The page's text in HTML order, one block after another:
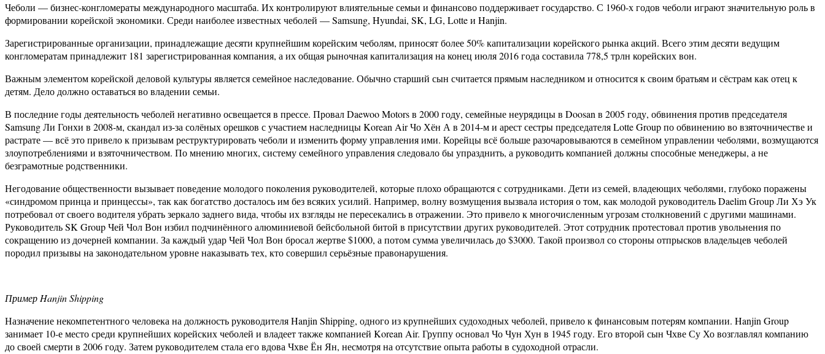
Чеболи — бизнес-конгломераты международного масштаба. Их контролируют влиятельные семьи и финансово поддерживает государство. С 1960-х годов чеболи играют значительную роль в
формировании корейской экономики. Среди наиболее известных чеболей — Samsung, Hyundai, SK, LG, Lotte и Hanjin.
Зарегистрированные организации, принадлежащие десяти крупнейшим корейским чеболям, приносят более 50% капитализации корейского рынка акций. Всего этим десяти ведущим
конгломератам принадлежит 181 зарегистрированная компания, а их общая рыночная капитализация на конец июля 2016 года составила 778,5 трлн корейских вон.
Важным элементом корейской деловой культуры является семейное наследование. Обычно старший сын считается прямым наследником и относится к своим братьям и сёстрам как отец к
детям. Дело должно оставаться во владении семьи.
В последние годы деятельность чеболей негативно освещается в прессе. Провал Daewoo Motors в 2000 году, семейные неурядицы в Doosan в 2005 году, обвинения против председателя
Samsung Ли Гонхи в 2008-м, скандал из-за солёных орешков с участием наследницы Korean Air Чо Хён А в 2014-м и арест сестры председателя Lotte Group по обвинению во взяточничестве и
растрате — всё это привело к призывам реструктурировать чеболи и изменить форму управления ими. Корейцы всё больше разочаровываются в семейном управлении чеболями, возмущаются
злоупотреблениями и взяточничеством. По мнению многих, систему семейного управления следовало бы упразднить, а руководить компанией должны способные менеджеры, а не
безграмотные родственники.
Негодование общественности вызывает поведение молодого поколения руководителей, которые плохо обращаются с сотрудниками. Дети из семей, владеющих чеболями, глубоко поражены
«синдромом принца и принцессы», так как богатство досталось им без всяких усилий. Например, волну возмущения вызвала история о том, как молодой руководитель Daelim Group Ли Хэ Ук
потребовал от своего водителя убрать зеркало заднего вида, чтобы их взгляды не пересекались в отражении. Это привело к многочисленным угрозам столкновений с другими машинами.
Руководитель SK Group Чей Чол Вон избил подчинённого алюминиевой бейсбольной битой в присутствии других руководителей. Этот сотрудник протестовал против увольнения по
сокращению из дочерней компании. За каждый удар Чей Чол Вон бросал жертве $1000, а потом сумма увеличилась до $3000. Такой произвол со стороны отпрысков владельцев чеболей
породил призывы на законодательном уровне наказывать тех, кто совершил серьёзные правонарушения.
Пример Hanjin Shipping
Назначение некомпетентного человека на должность руководителя Hanjin Shipping, одного из крупнейших судоходных чеболей, привело к финансовым потерям компании. Hanjin Group
занимает 10-е место среди крупнейших корейских чеболей и владеет также компанией Korean Air. Группу основал Чо Чун Хун в 1945 году. Его второй сын Чхве Су Хо возглавлял компанию
до своей смерти в 2006 году. Затем руководителем стала его вдова Чхве Ён Ян, несмотря на отсутствие опыта работы в судоходной отрасли.